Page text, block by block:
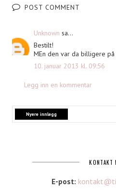
POST COMMENT
Unknown sa...
Bestilt!
MEn den var da billigere på
10. januar 2013 kl. 09:56
Legg inn en kommentar
Nyere innlegg
KONTAKT
E-post: